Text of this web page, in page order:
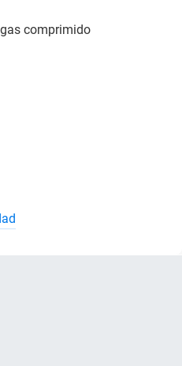
comprimido